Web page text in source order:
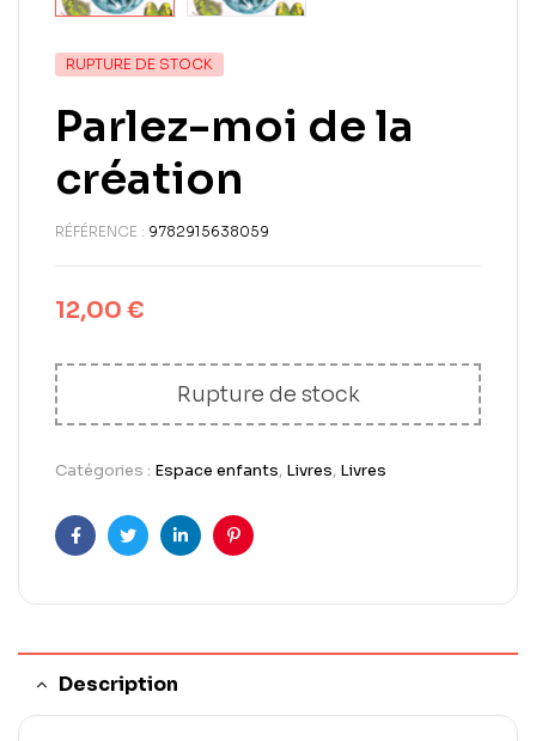
RUPTURE DE STOCK
Parlez-moi de la
création
RÉFÉRENCE : 9782915638059
12,00 €
Rupture de stock
Catégories : Espace enfants, Livres, Livres
FacebookTwitterLinkedInPinterest
Description